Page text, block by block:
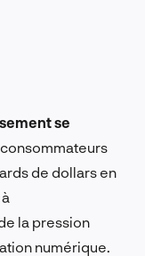
se
de dollars en
la pression
numérique.